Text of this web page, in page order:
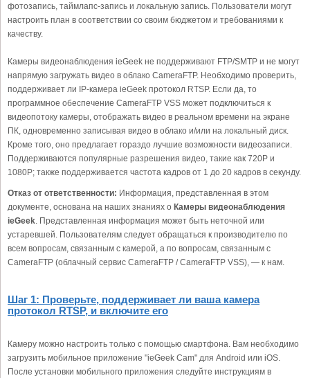
фотозапись, таймлапс-запись и локальную запись. Пользователи могут
настроить план в соответствии со своим бюджетом и требованиями к
качеству.
Камеры видеонаблюдения ieGeek не поддерживают FTP/SMTP и не могут
напрямую загружать видео в облако CameraFTP. Необходимо проверить,
поддерживает ли IP-камера ieGeek протокол RTSP. Если да, то
программное обеспечение CameraFTP VSS может подключиться к
видеопотоку камеры, отображать видео в реальном времени на экране
ПК, одновременно записывая видео в облако и/или на локальный диск.
Кроме того, оно предлагает гораздо лучшие возможности видеозаписи.
Поддерживаются популярные разрешения видео, такие как 720P и
1080P; также поддерживается частота кадров от 1 до 20 кадров в секунду.
Отказ от ответственности: Информация, представленная в этом
документе, основана на наших знаниях о Камеры видеонаблюдения
ieGeek. Представленная информация может быть неточной или
устаревшей. Пользователям следует обращаться к производителю по
всем вопросам, связанным с камерой, а по вопросам, связанным с
CameraFTP (облачный сервис CameraFTP / CameraFTP VSS), — к нам.
Шаг 1: Проверьте, поддерживает ли ваша камера
протокол RTSP, и включите его
Камеру можно настроить только с помощью смартфона. Вам необходимо
загрузить мобильное приложение "ieGeek Cam" для Android или iOS.
После установки мобильного приложения следуйте инструкциям в